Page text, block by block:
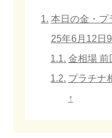
本日の金・プ
25年6月12日
金相場 前
プラチナ
↑